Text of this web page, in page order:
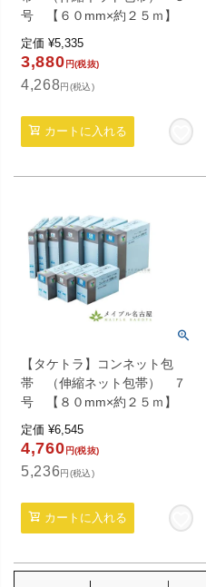
号 【６０mm×約２５ｍ】
定価 ¥5,335
3,880 円(税抜)
4,268円(税込)
カートに入れる
【タケトラ】コンネット包
帯 （伸縮ネット包帯） ７
号 【８０mm×約２５ｍ】
定価 ¥6,545
4,760 円(税抜)
5,236 円(税込)
カートに入れる